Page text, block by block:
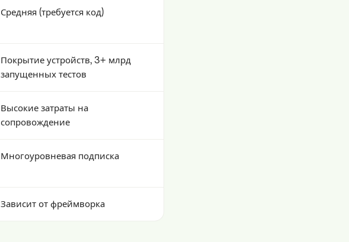
Средняя (требуется код)
Покрытие устройств, 3+ млрд
запущенных тестов
Высокие затраты на
сопровождение
Многоуровневая подписка
Зависит от фреймворка